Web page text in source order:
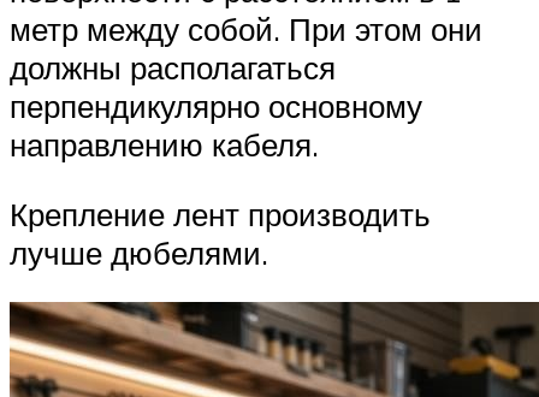
метр между собой. При этом они
должны располагаться
перпендикулярно основному
направлению кабеля.
Крепление лент производить
лучше дюбелями.